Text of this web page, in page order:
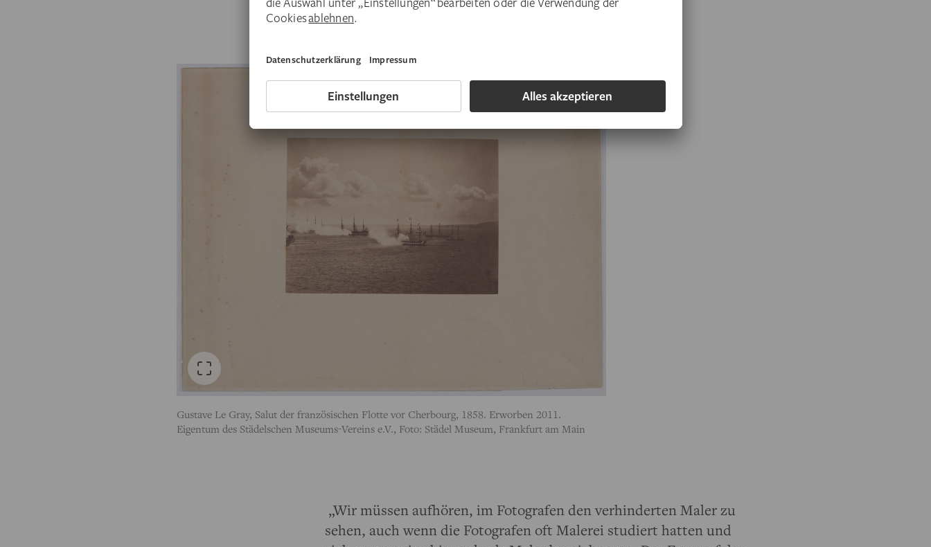
Gustave Le Gray, Salut der französischen Flotte vor Cherbourg, 1858. Erworben 2011.
Eigentum des Städelschen Museums-Vereins e.V., Foto: Städel Museum, Frankfurt am Main
„Wir müssen aufhören, im Fotografen den verhinderten Maler zu
sehen, auch wenn die Fotografen oft Malerei studiert hatten und